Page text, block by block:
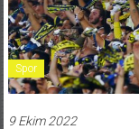
Spor
9 Ekim 2022